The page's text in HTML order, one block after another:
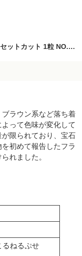
ト 1粒 NO.2【1点もの】
ラウン系など落ち着
って色味が変化して
限られており、宝石
初めて報告したフラ
れました。
るねるぷせ